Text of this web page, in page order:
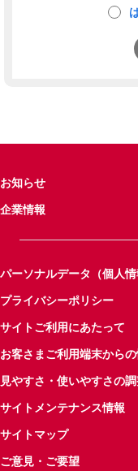
お知らせ
企業情報
パーソナルデータ（個人
プライバシーポリシー
サイトご利用にあたって
お客さまご利用端末から
見やすさ・使いやすさの
サイトメンテナンス情報
サイトマップ
ご意見・ご要望